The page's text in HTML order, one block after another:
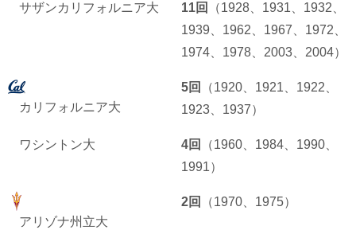
サザンカリフォルニア大 11回
（1928、1931、1932、
1939、1962、1967、1972、
1974、1978、2003、2004）
カリフォルニア大
5回
（1920、1921、1922、
1923、1937）
ワシントン大 4回
（1960、1984、1990、
1991）
アリゾナ州立大
2回 （1970、1975）